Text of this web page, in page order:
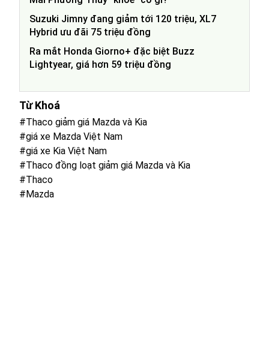
Suzuki Jimny đang giảm tới 120 triệu, XL7
Hybrid ưu đãi 75 triệu đồng
Ra mắt Honda Giorno+ đặc biệt Buzz
Lightyear, giá hơn 59 triệu đồng
Từ Khoá
#Thaco giảm giá Mazda và Kia
#giá xe Mazda Việt Nam
#giá xe Kia Việt Nam
#Thaco đồng loạt giảm giá Mazda và Kia
#Thaco
#Mazda